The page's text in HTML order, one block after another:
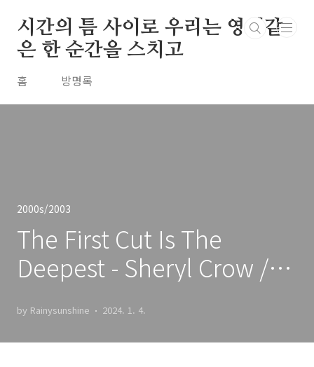
시간의 틈 사이로 우리는 영원같
은 한 순간을 스치고
홈 방명록
2000s/2003
The First Cut Is The
Deepest - Sheryl Crow /
by Rainysunshine 2024. 1. 4.